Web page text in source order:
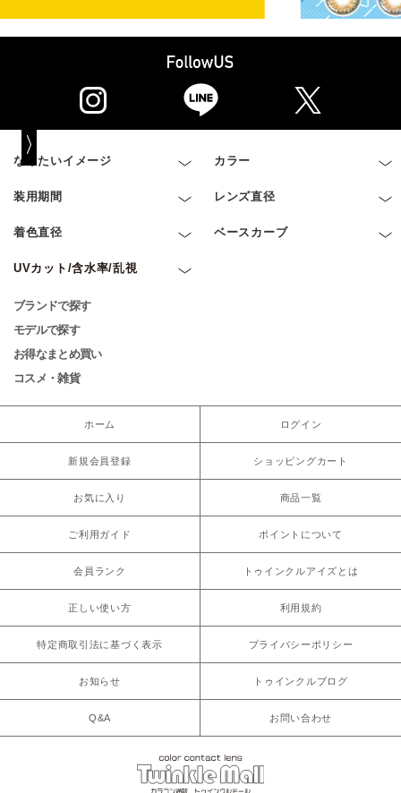
なりたいイメージ カラー
装用期間 レンズ直径
着色直径 ベースカーブ
UVカット/含水率/乱視
ブランドで探す
モデルで探す
お得なまとめ買い
コスメ・雑貨
ホーム ログイン
新規会員登録 ショッピングカート
お気に入り 商品一覧
ご利用ガイド ポイントについて
会員ランク トゥインクルアイズとは
正しい使い方 利用規約
特定商取引法に基づく表示 プライバシーポリシー
お知らせ トゥインクルブログ
Q&A お問い合わせ